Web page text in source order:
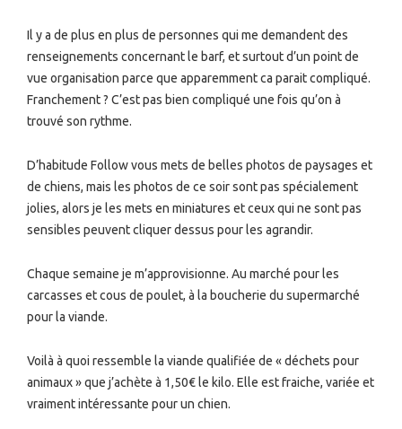
Il y a de plus en plus de personnes qui me demandent des
renseignements concernant le barf, et surtout d’un point de
vue organisation parce que apparemment ca parait compliqué.
Franchement ? C’est pas bien compliqué une fois qu’on à
trouvé son rythme.
D’habitude Follow vous mets de belles photos de paysages et
de chiens, mais les photos de ce soir sont pas spécialement
jolies, alors je les mets en miniatures et ceux qui ne sont pas
sensibles peuvent cliquer dessus pour les agrandir.
Chaque semaine je m’approvisionne. Au marché pour les
carcasses et cous de poulet, à la boucherie du supermarché
pour la viande.
Voilà à quoi ressemble la viande qualifiée de « déchets pour
animaux » que j’achète à 1,50€ le kilo. Elle est fraiche, variée et
vraiment intéressante pour un chien.